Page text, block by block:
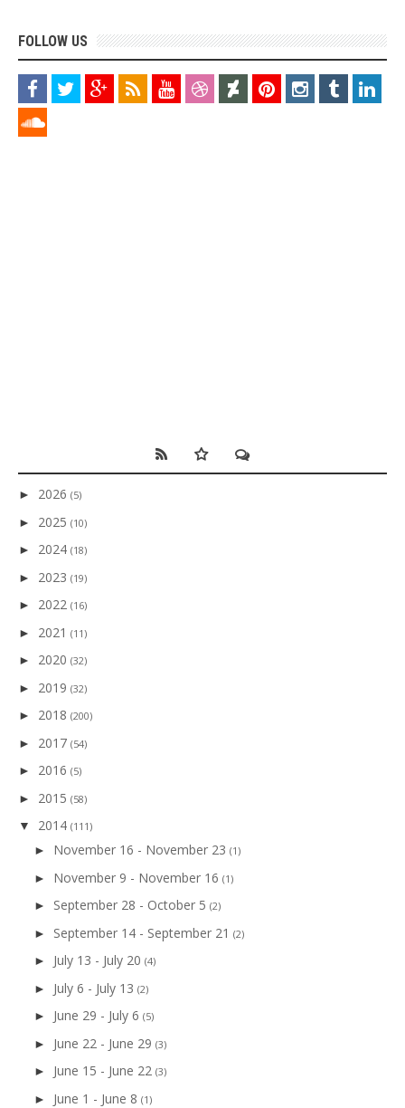
FOLLOW US
► 2026 (5)
► 2025 (10)
► 2024 (18)
► 2023 (19)
► 2022 (16)
► 2021 (11)
► 2020 (32)
► 2019 (32)
► 2018 (200)
► 2017 (54)
► 2016 (5)
► 2015 (58)
▼ 2014 (111)
► November 16 - November 23 (1)
► November 9 - November 16 (1)
► September 28 - October 5 (2)
► September 14 - September 21 (2)
► July 13 - July 20 (4)
► July 6 - July 13 (2)
► June 29 - July 6 (5)
► June 22 - June 29 (3)
► June 15 - June 22 (3)
► June 1 - June 8 (1)